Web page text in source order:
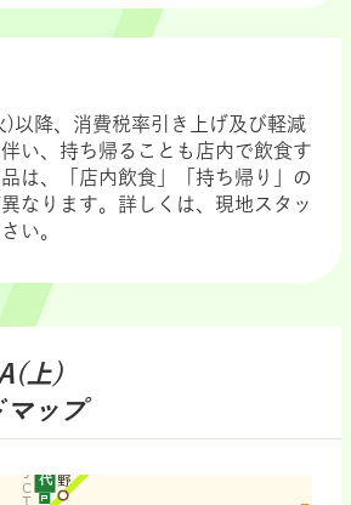
)以降、消費税率引き上げ及び軽減
い、持ち帰ることも店内で飲食す
は、「店内飲食」「持ち帰り」の
なります。詳しくは、現地スタッ
い。
上)
マップ